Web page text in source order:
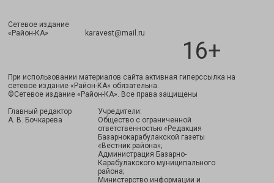
Сетевое издание
«Район-КА» karavest@mail.ru
16+
При использовании материалов сайта активная гиперссылка на
сетевое издание «Район-КА» обязательна.
©Сетевое издание «Район-КА». Все права защищены
Главный редактор
А. В. Бочкарева
Учредители:
Общество с ограниченной
ответственностью «Редакция
Базарнокарабулакской газеты
«Вестник района»;
Администрация Базарно-
Карабулакского муниципального
района;
Министерство информации и
Подписаться